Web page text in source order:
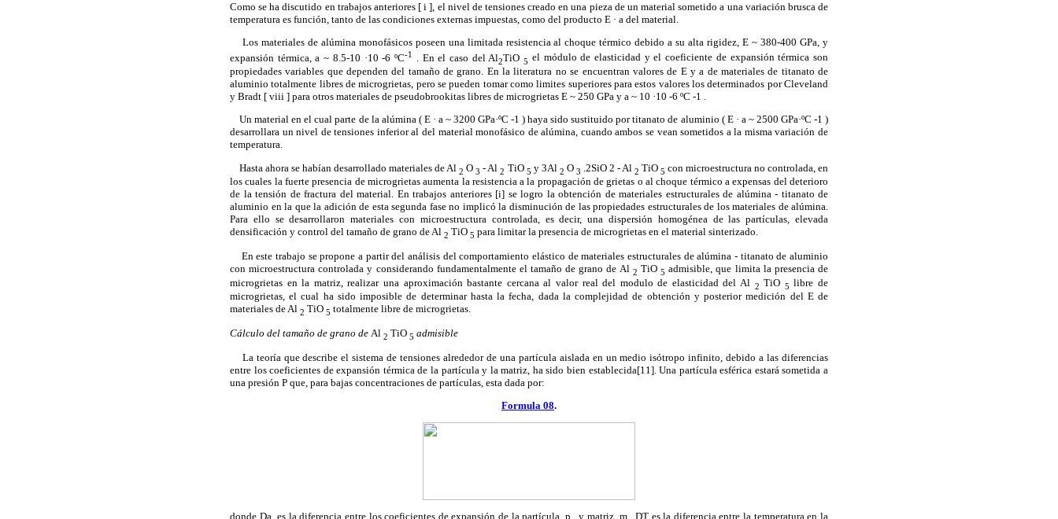
Como se ha discutido en trabajos anteriores [ i ], el nivel de tensiones creado en una pieza de un material sometido a una variación brusca de
temperatura es función, tanto de las condiciones externas impuestas, como del producto E · a del material.
Los materiales de alúmina monofásicos poseen una limitada resistencia al choque térmico debido a su alta rigidez, E ~ 380-400 GPa, y
expansión térmica,a ~ 8.5-10 ·10 -6 ºC-1 . En el caso del Al2TiO 5 el módulo de elasticidad y el coeficiente de expansión térmica son
propiedades variables que dependen del tamaño de grano. En la literatura no se encuentran valores de E ya de materiales de titanato de
aluminio totalmente libres de microgrietas, pero se pueden tomar como limites superiores para estos valores los determinados por Cleveland
y Bradt [ viii ] para otros materiales de pseudobrookitas libres de microgrietas E ~ 250 GPa y a ~ 10 ·10 -6 ºC -1 .
Un material en el cual parte de la alúmina ( E · a ~ 3200 GPa·ºC -1 ) haya sido sustituido por titanato de aluminio ( E · a~ 2500 GPa·ºC -1 )
desarrollara un nivel de tensiones inferior al del material monofásico de alúmina, cuando ambos se vean sometidos a la misma variación de
temperatura.
Hasta ahora se habían desarrollado materiales de Al 2 O 3 - Al 2 TiO5 y 3Al2 O3 .2SiO 2 - Al2 TiO5 con microestructura no controlada, en
los cuales la fuerte presencia de microgrietas aumenta la resistencia a la propagación de grietas o al choque térmico a expensas del deterioro
de la tensión de fractura del material. En trabajos anteriores [i] se logro la obtención de materiales estructurales de alúmina - titanato de
aluminio en la que la adición de esta segunda fase no implicó la disminución de las propiedades estructurales de los materiales de alúmina.
Para ello se desarrollaron materiales con microestructura controlada, es decir, una dispersión homogénea de las partículas, elevada
densificación y control del tamaño de grano deAl 2 TiO 5 para limitar la presencia de microgrietas en el material sinterizado.
En este trabajo se propone a partir del análisis del comportamiento elástico de materiales estructurales de alúmina - titanato de aluminio
con microestructura controlada y considerando fundamentalmente el tamaño de grano de Al2 TiO5 admisible, que limita la presencia de
microgrietas en la matriz, realizar una aproximación bastante cercana al valor real del modulo de elasticidad del Al 2 TiO 5 libre de
microgrietas, el cual ha sido imposible de determinar hasta la fecha, dada la complejidad de obtención y posterior medición del E de
materiales deAl 2 TiO 5 totalmente libre de microgrietas.
Cálculo del tamaño de grano de Al 2 TiO 5 admisible
La teoría que describe el sistema de tensiones alrededor de una partícula aislada en un medio isótropo infinito, debido a las diferencias
entre los coeficientes de expansión térmica de la partícula y la matriz, ha sido bien establecida[11]. Una partícula esférica estará sometida a
una presión P que, para bajas concentraciones de partículas, esta dada por:
Formula 08.
donde Da es la diferencia entre los coeficientes de expansión de la partícula, p , y matriz, m , DTes la diferencia entre la temperatura en la